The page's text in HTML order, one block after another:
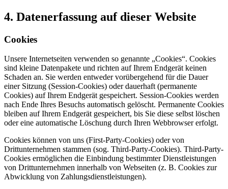
4. Datenerfassung auf dieser Website
Cookies
Unsere Internetseiten verwenden so genannte „Cookies“. Cookies
sind kleine Datenpakete und richten auf Ihrem Endgerät keinen
Schaden an. Sie werden entweder vorübergehend für die Dauer
einer Sitzung (Session-Cookies) oder dauerhaft (permanente
Cookies) auf Ihrem Endgerät gespeichert. Session-Cookies werden
nach Ende Ihres Besuchs automatisch gelöscht. Permanente Cookies
bleiben auf Ihrem Endgerät gespeichert, bis Sie diese selbst löschen
oder eine automatische Löschung durch Ihren Webbrowser erfolgt.
Cookies können von uns (First-Party-Cookies) oder von
Drittunternehmen stammen (sog. Third-Party-Cookies). Third-Party-
Cookies ermöglichen die Einbindung bestimmter Dienstleistungen
von Drittunternehmen innerhalb von Webseiten (z. B. Cookies zur
Abwicklung von Zahlungsdienstleistungen).